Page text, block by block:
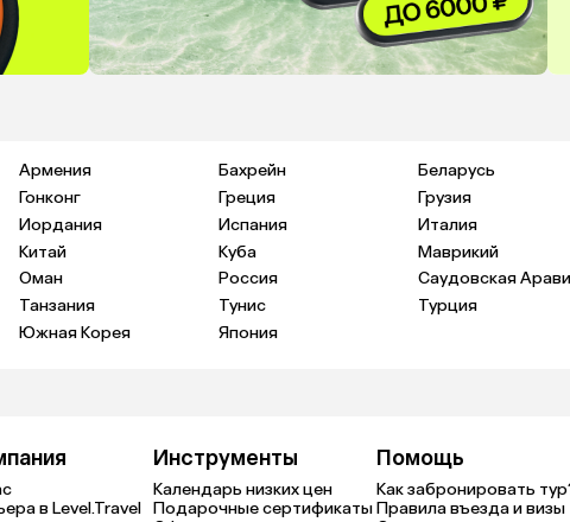
Армения Бахрейн Беларусь
Гонконг Греция Грузия
Иордания Испания Италия
Китай Куба Маврикий
Оман Россия Саудовская
Танзания Тунис Турция
Южная Корея Япония
в Level.Travel
Инструменты
Календарь низких цен
Подарочные сертификаты
Помощь
Как забронировать
Правила въезда и визы